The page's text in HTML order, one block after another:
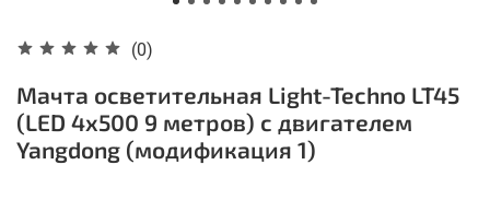
(0)
Мачта осветительная Light-Techno LT45
(LED 4х500 9 метров) с двигателем
Yangdong (модификация 1)